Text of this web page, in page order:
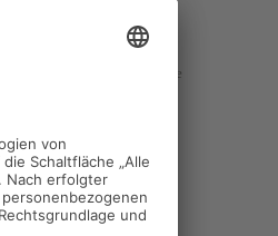
bad-godesberg.de